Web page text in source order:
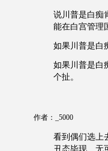
说川普是白痴
能在白宫管理
如果川普是白
如果川普是白
个扯。
作者：_5000
看到偶们选上
丑态毕现、无